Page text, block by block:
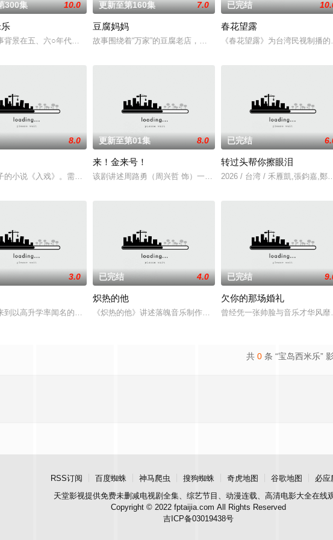
，卻在遇見她之後，發現還有
300集 10.0
背景在五、六○年代，是以“女西装师”为主角的职人剧。将细腻刻画女
更新至第160集 7.0
豆腐妈妈
故事围绕着“万家”的豆腐老店，因“一个家庭3个姓氏”以及“豆腐秘方只
已完结
春花望露
《春花望露》为台湾民视制播
姚淳耀 饰）、魏欣妤（蔡亘晏
8.0
的小说《入戏》。需要机会告别事业困境的演员张准去试戏电影《入戏》
更新至第01集 8.0
来！金来号！
该剧讲述周路勇（周兴哲 饰）一边努力寻找父亲死亡真相，一边努力
已完结
转过头帮你擦眼泪
2026 / 台湾 / 禾雁凱,張鈞嘉,鄭
6.12創新高。接檔戲為王珮華
3.0
到以高升学率闻名的偏远小镇，却发现这里的学生们能够成就非凡，是因
已完结 4.0
炽热的他
《炽热的他》讲述落魄音乐制作人周静安与才华横溢却性格孤僻的歌
已完结
欠你的那场婚礼
曾经凭一张帅脸与音乐才华风
共 0 条 “宝岛西米乐”
RSS订阅 百度蜘蛛 神马爬虫 搜狗蜘蛛 奇虎地图 谷歌地图
必应
天堂影视提供免费未删减电视剧全集、综艺节目、动漫连载、高清电影大全在线
Copyright © 2022 fptaijia.com All Rights Reserved
吉ICP备03019438号